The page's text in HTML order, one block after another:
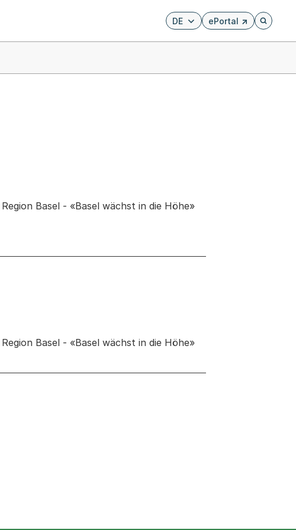
DE ePortal
Externer Link, wird in
Öffnet
Basel - «Basel wächst in die Höhe»
Basel - «Basel wächst in die Höhe»